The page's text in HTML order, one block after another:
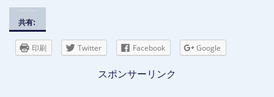
共有:
印刷 Twitter Facebook Google
スポンサーリンク